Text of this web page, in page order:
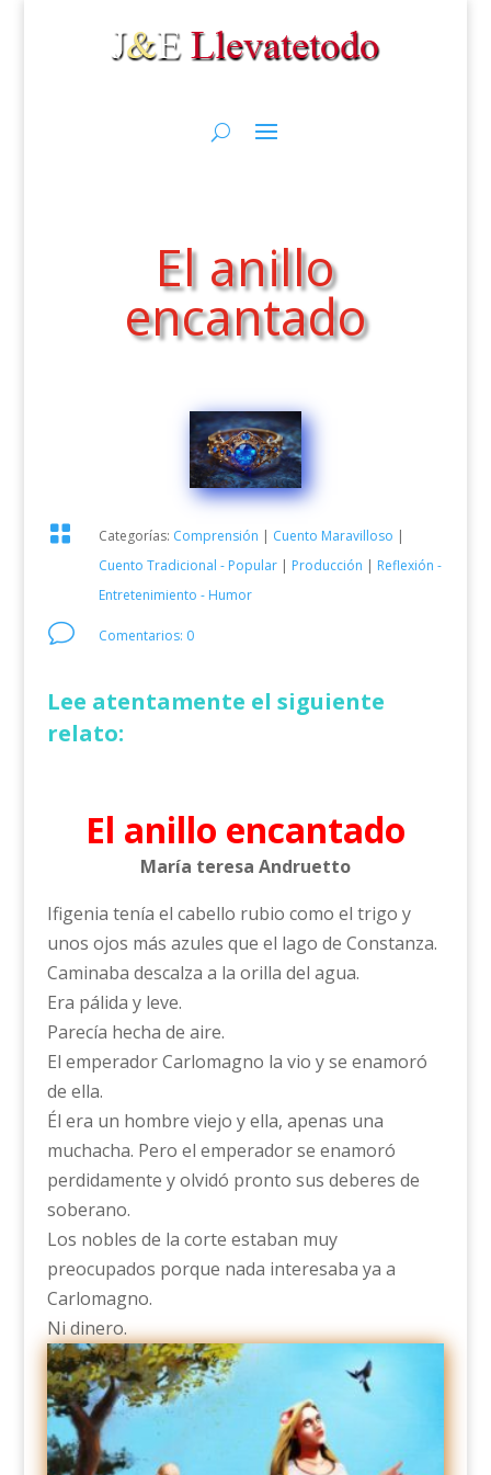
El anillo
encantado
 Categorías: Comprensión Cuento Maravilloso
Cuento Tradicional - Popular| Producción
Reflexión -
Entretenimiento - Humor
v Comentarios: 0
Lee atentamente el siguiente
relato:
El anillo encantado
María teresa Andruetto
Ifigenia tenía el cabello rubio como el trigo y
unos ojos más azules que el lago de Constanza.
Caminaba descalza a la orilla del agua.
Era pálida y leve.
Parecía hecha de aire.
El emperador Carlomagno la vio y se enamoró
de ella.
Él era un hombre viejo y ella, apenas una
muchacha. Pero el emperador se enamoró
perdidamente y olvidó pronto sus deberes de
soberano.
Los nobles de la corte estaban muy
preocupados porque nada interesaba ya a
Carlomagno.
Ni dinero.